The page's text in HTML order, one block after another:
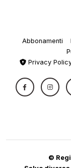
Abbonamenti
Privacy
©